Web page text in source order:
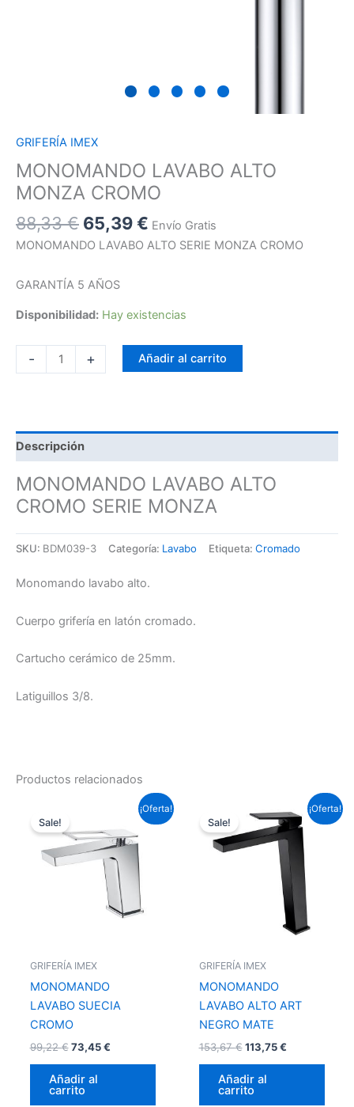
GRIFERÍA IMEX
MONOMANDO LAVABO ALTO
MONZA CROMO
88,33€ 65,39€ Envío Gratis
MONOMANDO LAVABO ALTO SERIE MONZA CROMO
GARANTÍA 5 AÑOS
Disponibilidad: Hay existencias
- + Añadir al carrito
Descripción
MONOMANDO LAVABO ALTO
CROMO SERIE MONZA
SKU: BDM039-3 Categoría: Lavabo Etiqueta: Cromado
Monomando lavabo alto.
Cuerpo grifería en latón cromado.
Cartucho cerámico de 25mm.
Latiguillos 3/8.
Productos relacionados
¡Oferta!
Sale!
GRIFERÍA IMEX
MONOMANDO
LAVABO SUECIA
CROMO
99,22€
original
era:
99,22 €.
73,45€
precio
es:
73,45 €.
Añadir al
carrito
¡Oferta!
Sale!
GRIFERÍA IMEX
MONOMANDO
LAVABO ALTO ART
NEGRO MATE
153,67€
precio
original
era:
153,67 €.
113,75€
precio
actual
es:
113,75 €.
Añadir al
carrito